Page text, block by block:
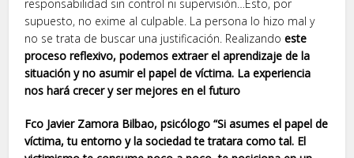
responsabilidad sin control ni supervisión…Esto, por
supuesto, no exime al culpable. La persona lo hizo mal y
no se trata de buscar una justificación. Realizandoeste
proceso reflexivo, podemos extraer el aprendizaje de la
situación y no asumir el papel de víctima. La experiencia
nos hará crecer y ser mejores en el futuro
Fco Javier Zamora Bilbao, psicólogo “Si asumes el papel de
víctima, tu entorno y la sociedad te tratara como tal. El